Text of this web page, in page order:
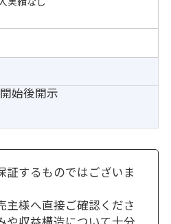
始後開示
証するものではございま
主様へ直接ご確認くださ